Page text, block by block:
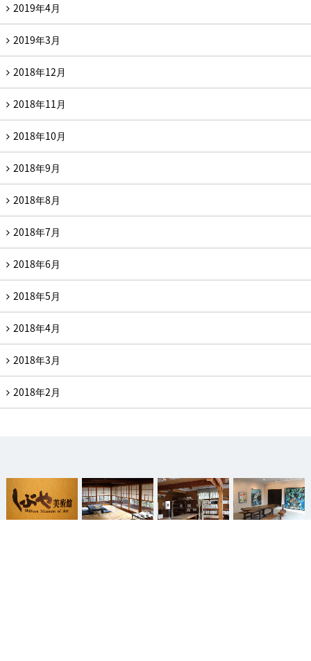
2019年4月
2019年3月
2018年12月
2018年11月
2018年10月
2018年9月
2018年8月
2018年7月
2018年6月
2018年5月
2018年4月
2018年3月
2018年2月